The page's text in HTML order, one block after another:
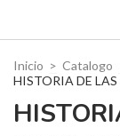
Inicio > Catalogo
HISTORIA DE LAS